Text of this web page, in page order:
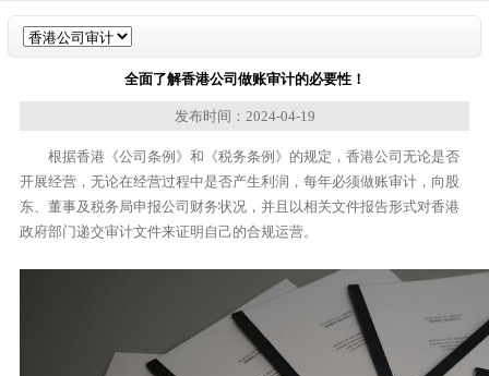
全面了解香港公司做账审计的必要性！
发布时间：2024-04-19
根据香港《公司条例》和《税务条例》的规定，香港公司无论是否
开展经营，无论在经营过程中是否产生利润，每年必须做账审计，向股
东、董事及税务局申报公司财务状况，并且以相关文件报告形式对香港
政府部门递交审计文件来证明自己的合规运营。